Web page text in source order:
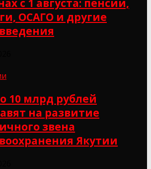
с 1 августа: пенсии,
ОСАГО и другие
10 млрд рублей
на развитие
звена
Якутии